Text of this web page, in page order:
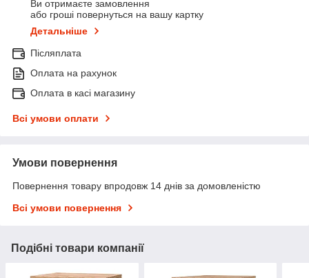
Ви отримаєте замовлення
або гроші повернуться на вашу картку
Детальніше
Післяплата
Оплата на рахунок
Оплата в касі магазину
Всі умови оплати
Умови повернення
Повернення товару впродовж 14 днів за домовленістю
Всі умови повернення
Подібні товари компанії